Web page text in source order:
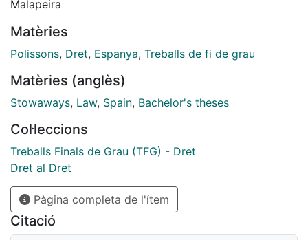
por la legislación, sino también por la doctrina.
Los movimientos migratorios siempre han sido un
humanidad, la miseria, las guerras, las persecuciones
políticas o la hambruna, son alguna de las causas que
clandestina, por mar, tierra o aire, arriesgando su vida
en búsqueda de un futuro mejor...
Malapeira
Matèries
Polissons, Dret, Espanya, Treballs de fi de grau
Matèries (anglès)
Stowaways, Law, Spain, Bachelor's theses
Col·leccions
Treballs Finals de Grau (TFG) - Dret
Dret al Dret
Pàgina completa de l'ítem
Citació